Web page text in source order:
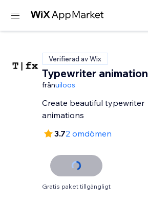
Verifierad av Wix
Typewriter animation
frånuiloos
Create beautiful typewriter
animations
3.72 omdömen
Gratis paket tillgängligt